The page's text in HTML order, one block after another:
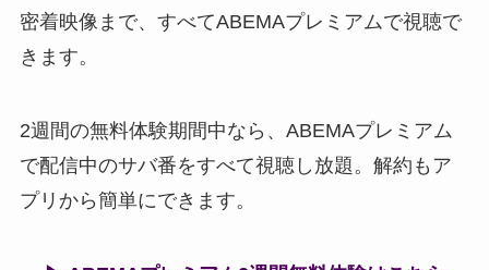
密着映像まで、すべてABEMAプレミアムで視聴で
きます。
2週間の無料体験期間中なら、ABEMAプレミアム
で配信中のサバ番をすべて視聴し放題。解約もア
プリから簡単にできます。